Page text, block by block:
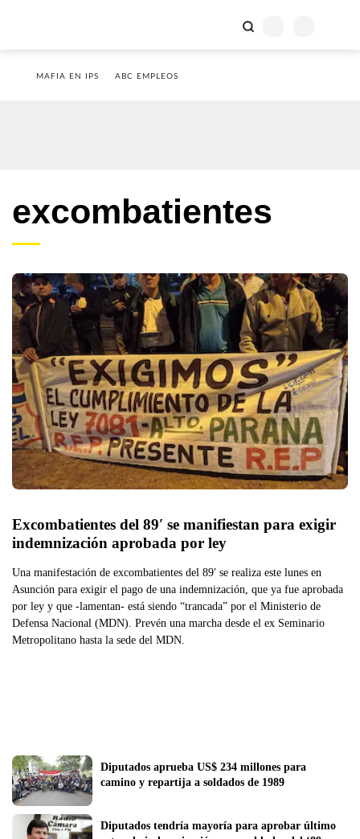
MAFIA EN IPS ABC EMPLEOS
excombatientes
Excombatientes del 89′ se manifiestan para exigir
indemnización aprobada por ley
Una manifestación de excombatientes del 89′ se realiza este lunes en
Asunción para exigir el pago de una indemnización, que ya fue aprobada
por ley y que -lamentan- está siendo “trancada” por el Ministerio de
Defensa Nacional (MDN). Prevén una marcha desde el ex Seminario
Metropolitano hasta la sede del MDN.
Diputados aprueba US$ 234 millones para
camino y repartija a soldados de 1989
Diputados tendría mayoría para aprobar último